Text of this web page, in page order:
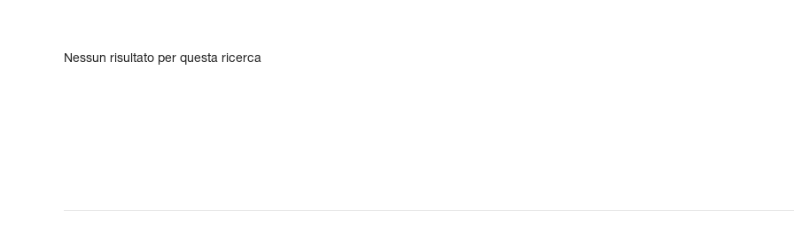
Nessun risultato per questa ricerca